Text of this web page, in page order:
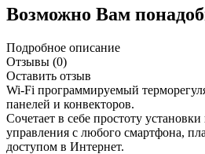
Возможно Вам
Подробное описание
Отзывы (0)
Оставить отзыв
Wi-Fi программируемый
панелей и конвекторов.
Сочетает в себе простоту
управления с любого смартфона,
доступом в Интернет.